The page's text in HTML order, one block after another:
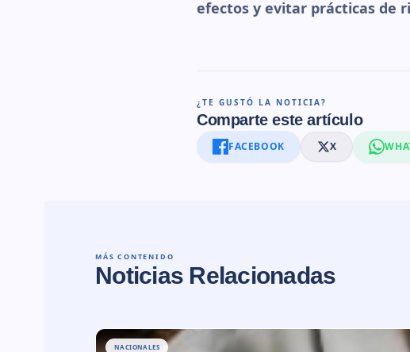
efectos y evitar prácticas de
¿TE GUSTÓ LA NOTICIA?
Comparte este artículo
FACEBOOK X
MÁS CONTENIDO
Noticias Relacionadas
NACIONALES